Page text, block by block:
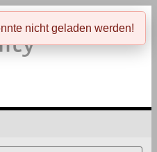
nicht geladen werden!